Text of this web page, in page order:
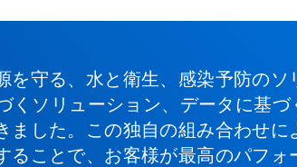
守る、水と衛生、感染予防の
くソリューション、データに基
ました。この独自の組み合わせ
ことで、お客様が最高のパフォ